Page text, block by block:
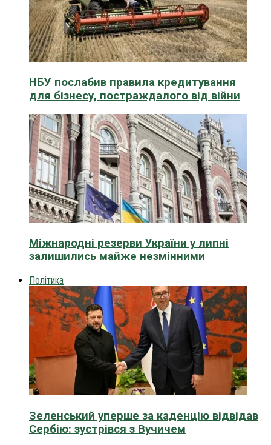
НБУ послабив правила кредитування
для бізнесу, постраждалого від війни
Міжнародні резерви України у липні
залишились майже незмінними
Політика
Зеленський уперше за каденцію відвідав
Сербію: зустрівся з Вучичем